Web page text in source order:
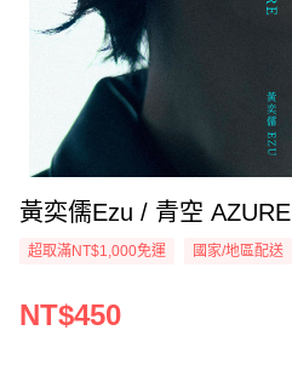
黃奕儒Ezu / 青空 AZURE
超取滿NT$1,000免運 國家/地區配送
NT$450